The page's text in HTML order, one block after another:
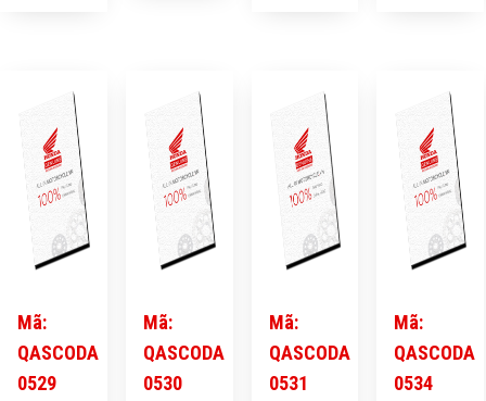
Mã:
QASCODA
0529
Mã:
QASCODA
0530
Mã:
QASCODA
0531
Mã:
QASCODA
0534